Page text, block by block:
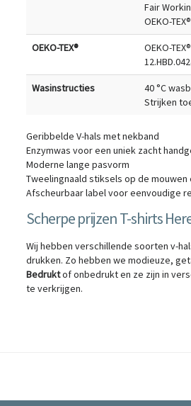
Fair
OEKO-
OEKO-TEX®
OEKO-
Wasinstructies
40 °C
Strijken
Geribbelde V-hals met nekband
Enzymwas voor een uniek zacht
Moderne lange pasvorm
Tweelingnaald stiksels op de mouwen
Afscheurbaar label voor eenvoudige
Scherpe prijzen T-shirts
Wij hebben verschillende soorten v-
drukken. Zo hebben we modieuze,
Bedruktof onbedrukt en ze zijn in
te verkrijgen.